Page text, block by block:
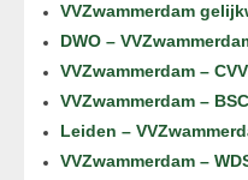
VVZwammerdam
DWO –
VVZwammerdam –
VVZwammerdam –
Leiden –
VVZwammerdam –